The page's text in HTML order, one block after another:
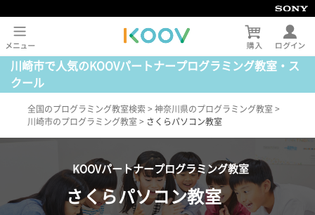
川崎市で人気のKOOVパートナープログラミング教室・ス
クール
全国のプログラミング教室検索 > 神奈川県のプログラミング教室 >
川崎市のプログラミング教室 > さくらパソコン教室
KOOVパートナープログラミング教室
さくらパソコン教室